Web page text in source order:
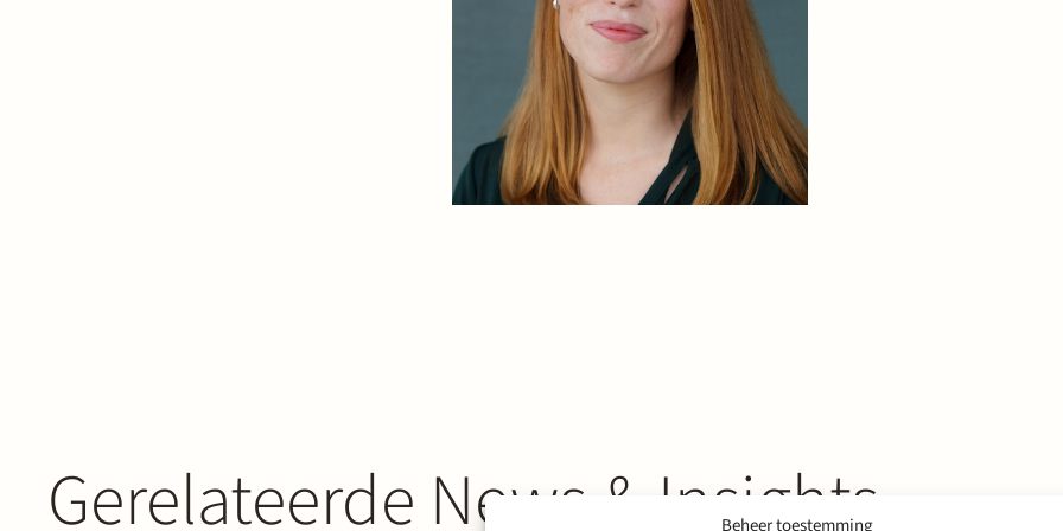
Beheer toestemming
Gerelateerde News & Insights